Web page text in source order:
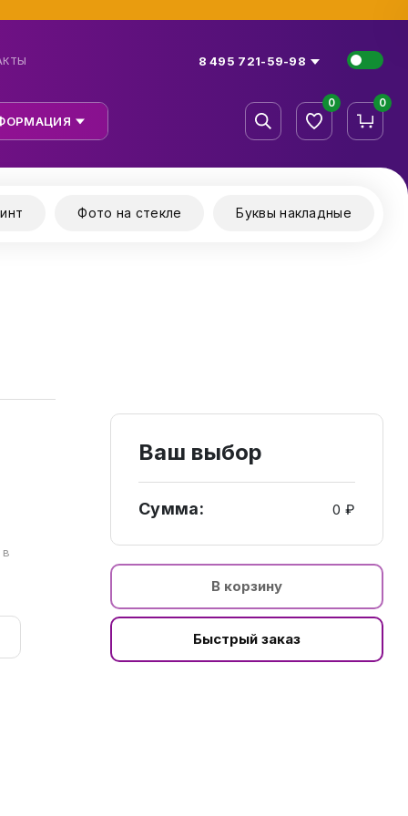
8 495 721-59-98
0 0
Фото на стекле Буквы накладные
Ваш выбор
Сумма: 0 ₽
В корзину
Быстрый заказ